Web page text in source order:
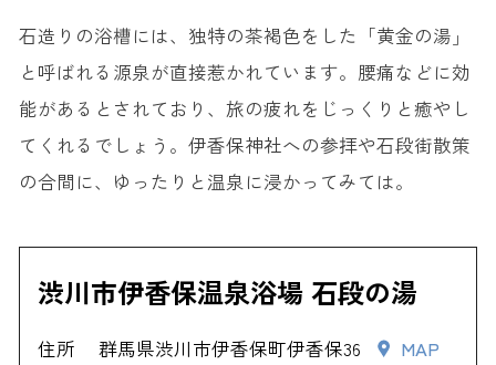
石造りの浴槽には、独特の茶褐色をした「黄金の湯」
と呼ばれる源泉が直接惹かれています。腰痛などに効
能があるとされており、旅の疲れをじっくりと癒やし
てくれるでしょう。伊香保神社への参拝や石段街散策
の合間に、ゆったりと温泉に浸かってみては。
渋川市伊香保温泉浴場 石段の湯
住所 群馬県渋川市伊香保町伊香保36
MAP